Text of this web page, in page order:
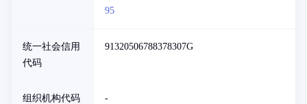
95
统一社会信用
代码
91320506788378307G
组织机构代码 -